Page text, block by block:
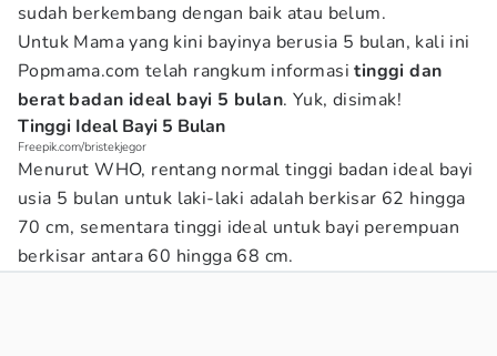
sudah berkembang dengan baik atau belum.
Untuk Mama yang kini bayinya berusia 5 bulan, kali ini
Popmama.com telah rangkum informasitinggi dan
berat badan ideal bayi 5 bulan. Yuk, disimak!
Tinggi Ideal Bayi 5 Bulan
Freepik.com/bristekjegor
Menurut WHO, rentang normal tinggi badan ideal bayi
usia 5 bulan untuk laki-laki adalah berkisar 62 hingga
70 cm, sementara tinggi ideal untuk bayi perempuan
berkisar antara 60 hingga 68 cm.